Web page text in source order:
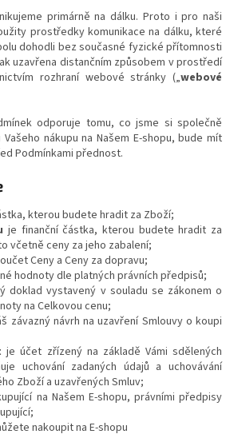
primárně na dálku. Proto i pro naši
prostředky komunikace na dálku, které
dohodli bez současné fyzické přítomnosti
uzavřena distančním způsobem v prostředí
rozhraní webové stránky („webové
odporuje tomu, co jsme si společně
nákupu na Našem E-shopu, bude mít
Podmínkami přednost.
kterou budete hradit za Zboží;
je finanční částka, kterou budete hradit za
včetně ceny za jeho zabalení;
Ceny a Ceny za dopravu;
hodnoty dle platných právních předpisů;
doklad vystavený v souladu se zákonem o
na Celkovou cenu;
závazný návrh na uzavření Smlouvy o koupi
je účet zřízený na základě Vámi sdělených
uchování zadaných údajů a uchovávání
Zboží a uzavřených Smluv;
na Našem E-shopu, právními předpisy
nakoupit na E-shopu